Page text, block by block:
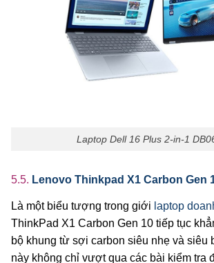
Laptop Dell 16 Plus 2-in-1
5.5. Lenovo Thinkpad X1 Carbon Gen
Là một biểu tượng trong giới laptop
ThinkPad X1 Carbon Gen 10 tiếp tục
bộ khung từ sợi carbon siêu nhẹ và siêu
này không chỉ vượt qua các bài kiểm tra